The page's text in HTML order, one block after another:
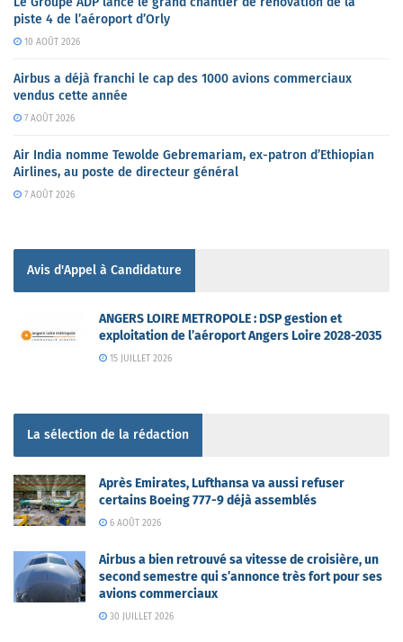
piste 4 de l’aéroport d’Orly
10 AOÛT 2026
Airbus a déjà franchi le cap des 1000 avions commerciaux
vendus cette année
7 AOÛT 2026
Air India nomme Tewolde Gebremariam, ex-patron d’Ethiopian
Airlines, au poste de directeur général
7 AOÛT 2026
Avis d'Appel à Candidature
ANGERS LOIRE METROPOLE : DSP gestion et
exploitation de l’aéroport Angers Loire 2028-2035
15 JUILLET 2026
La sélection de la rédaction
Après Emirates, Lufthansa va aussi refuser
certains Boeing 777-9 déjà assemblés
6 AOÛT 2026
Airbus a bien retrouvé sa vitesse de croisière, un
second semestre qui s’annonce très fort pour ses
avions commerciaux
30 JUILLET 2026